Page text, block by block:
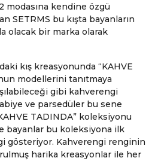
modasına kendine özgü
SETRMS bu kışta bayanların
olacak bir marka olarak
kış kreasyonunda “KAHVE
modellerini tanıtmaya
gibi kahverengi
ve parsedüler bu sene
TADINDA” koleksiyonu
bayanlar bu koleksiyona ilk
gösteriyor. Kahverengi renginin
harika kreasyonlar ile her